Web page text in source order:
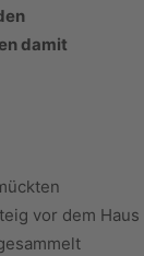
damit
vor dem Haus